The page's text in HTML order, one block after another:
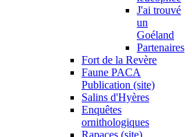
J'ai trouvé
un
Goéland
Partenaires
Fort de la Revère
Faune PACA
Publication (site)
Salins d'Hyères
Enquêtes
ornithologiques